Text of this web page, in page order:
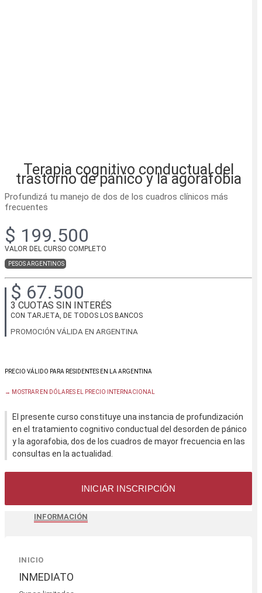
Terapia cognitivo conductual del
trastorno de pánico y la agorafobia
Profundizá tu manejo de dos de los cuadros clínicos más
frecuentes
$ 199.500
VALOR DEL CURSO COMPLETO
PESOS ARGENTINOS
$ 67.500
3 CUOTAS SIN INTERÉS
CON TARJETA, DE TODOS LOS BANCOS
PROMOCIÓN VÁLIDA EN ARGENTINA
→ MOSTRAR EN DÓLARES EL PRECIO INTERNACIONAL
El presente curso constituye una instancia de profundización
en el tratamiento cognitivo conductual del desorden de pánico
y la agorafobia, dos de los cuadros de mayor frecuencia en las
consultas en la actualidad.
INICIAR INSCRIPCIÓN
INFORMACIÓN
INICIO
INMEDIATO